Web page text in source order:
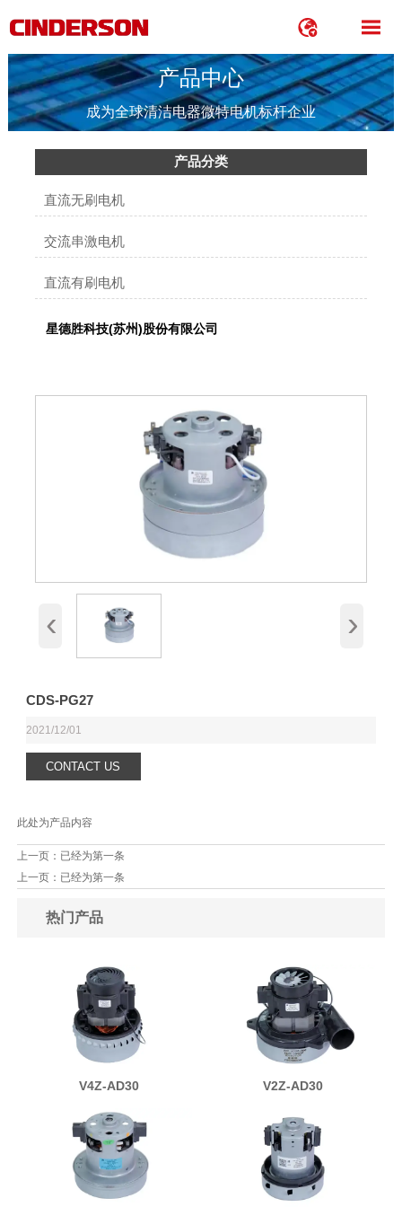
 
产品中心
成为全球清洁电器微特电机标杆企业
产品分类
直流无刷电机
交流串激电机
直流有刷电机
星德胜科技(苏州)股份有限公司
‹ ›
CDS-PG27
2021/12/01
CONTACT US
此处为产品内容
上一页：已经为第一条
上一页：已经为第一条
热门产品
V4Z-AD30 V2Z-AD30